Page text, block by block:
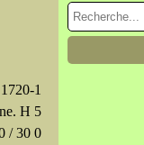
1
H 5
/ 30 0